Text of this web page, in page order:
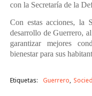
con la Secretaría de la
Con estas acciones, la
desarrollo de Guerrero,
garantizar mejores
bienestar para sus
Etiquetas: Guerrero